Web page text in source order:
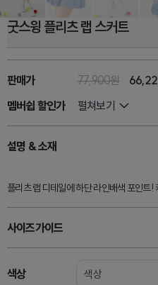
굿스윙 플리츠 랩 스커트
판매가 77,900원
멤버쉽 할인가
펼쳐보기
설명 & 소재
플리츠 랩 디테일에 하단 라인배색 포인
사이즈가이드
색상 색상